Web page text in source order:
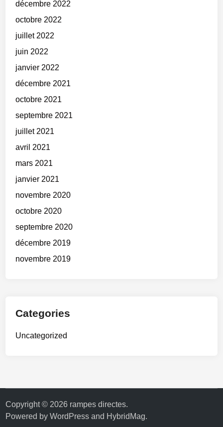
décembre 2022
octobre 2022
juillet 2022
juin 2022
janvier 2022
décembre 2021
octobre 2021
septembre 2021
juillet 2021
avril 2021
mars 2021
janvier 2021
novembre 2020
octobre 2020
septembre 2020
décembre 2019
novembre 2019
Categories
Uncategorized
Copyright © 2026 rampes directes.
Powered byWordPress and HybridMag.